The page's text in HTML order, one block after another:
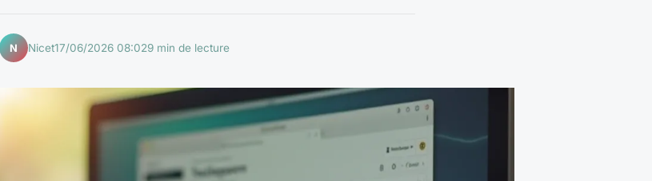
N Nicet17/06/2026 08:029 min de lecture